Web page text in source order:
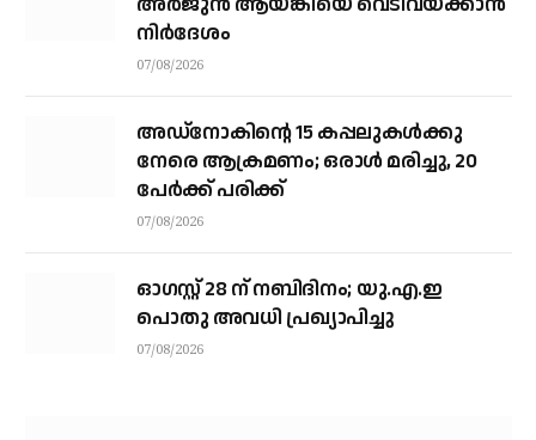
നിര്‍ദേശം
07/08/2026
അഡ്നോകിന്റെ 15 കപ്പലുകള്‍ക്കു
നേരെ ആക്രമണം; ഒരാള്‍ മരിച്ചു, 20
പേര്‍ക്ക് പരിക്ക്
07/08/2026
ഓഗസ്റ്റ് 28 ന് നബിദിനം; യു.എ.ഇ
പൊതു അവധി പ്രഖ്യാപിച്ചു
07/08/2026